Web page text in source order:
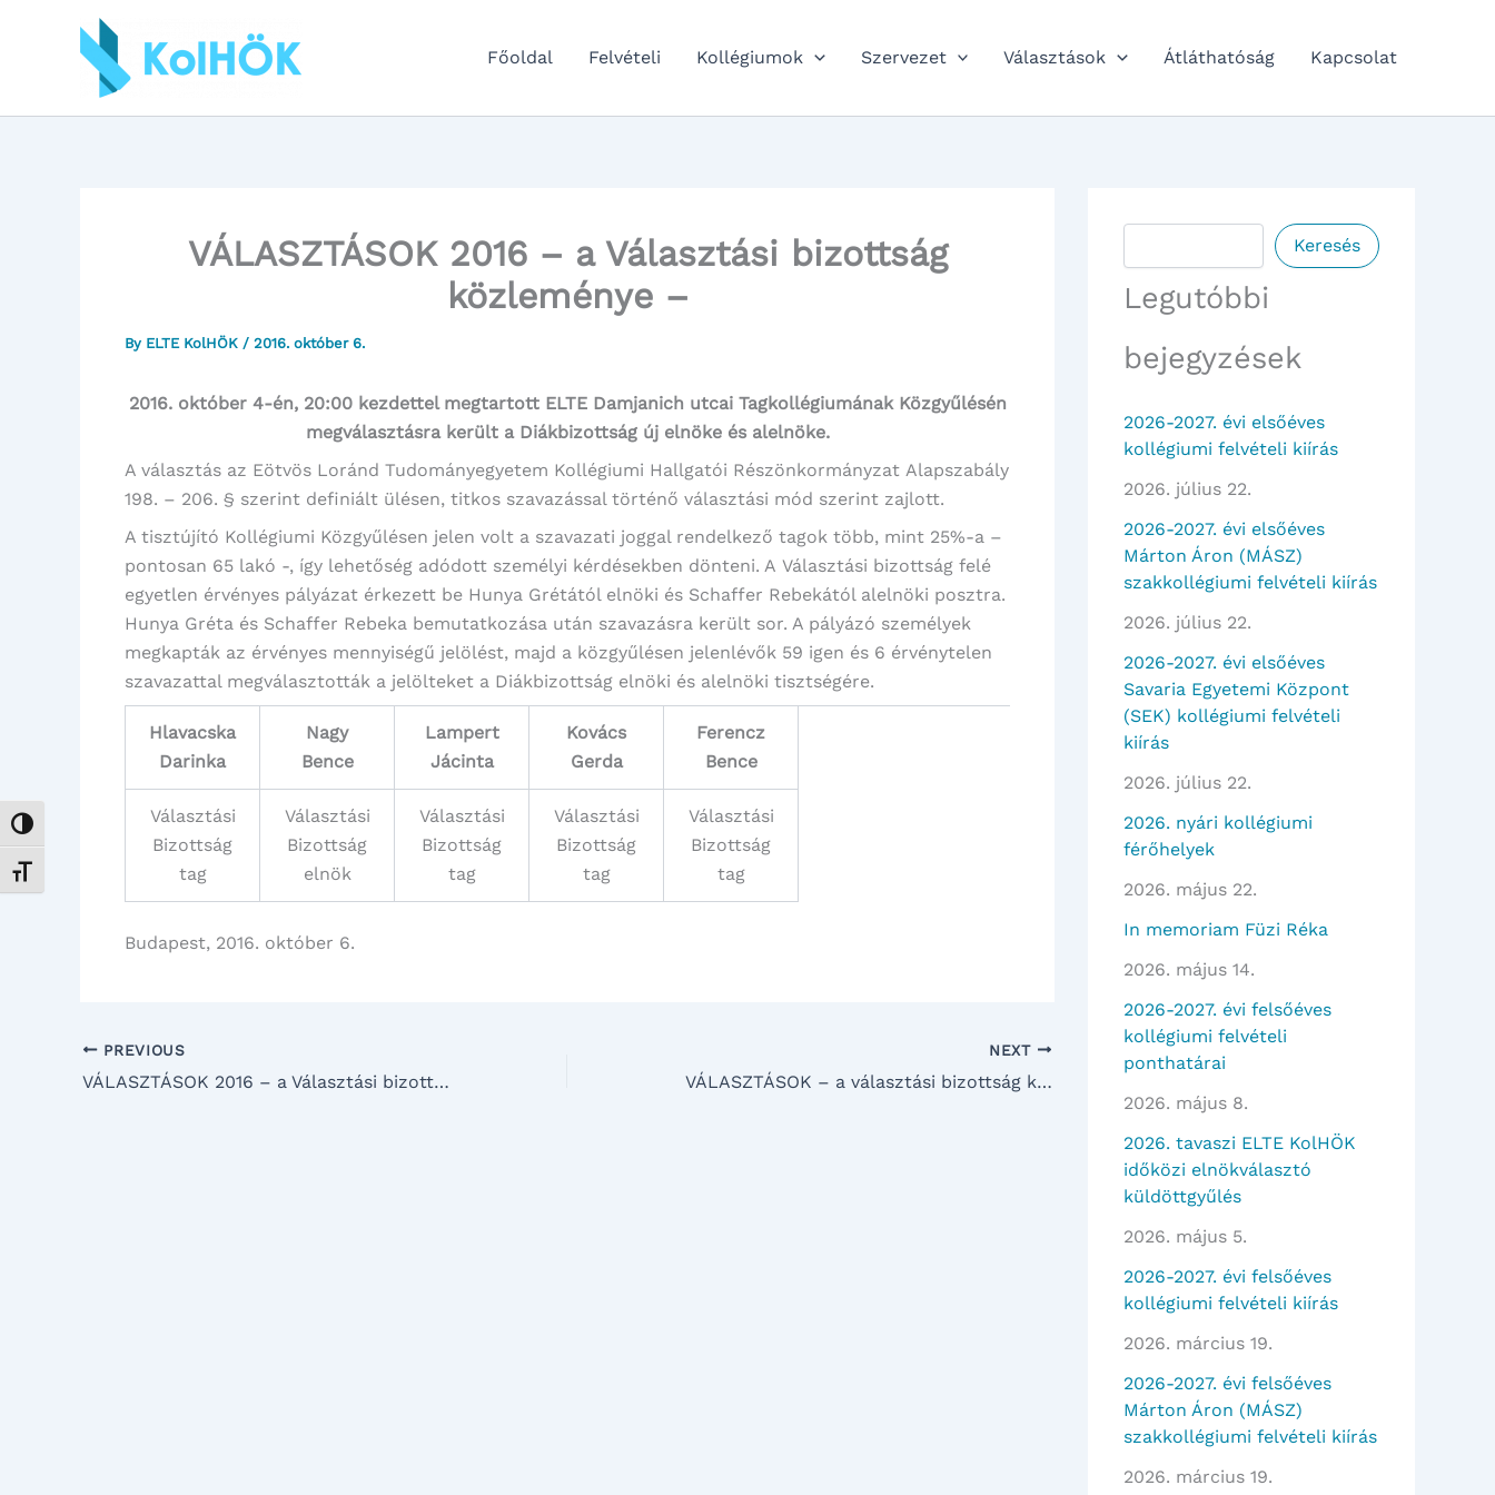
Nagy kontraszt váltása
Betűméret váltása
Főoldal Felvételi Kollégiumok Szervezet Választások Átláthatóság Kapcsolat
VÁLASZTÁSOK 2016 – a Választási bizottság
közleménye –
By ELTE KolHÖK / 2016. október 6.
2016. október 4-én, 20:00 kezdettel megtartott ELTE Damjanich utcai Tagkollégiumának Közgyűlésén
megválasztásra került a Diákbizottság új elnöke és alelnöke.
A választás az Eötvös Loránd Tudományegyetem Kollégiumi Hallgatói Részönkormányzat Alapszabály
198. – 206. § szerint definiált ülésen, titkos szavazással történő választási mód szerint zajlott.
A tisztújító Kollégiumi Közgyűlésen jelen volt a szavazati joggal rendelkező tagok több, mint 25%-a –
pontosan 65 lakó -, így lehetőség adódott személyi kérdésekben dönteni. A Választási bizottság felé
egyetlen érvényes pályázat érkezett be Hunya Grétától elnöki és Schaffer Rebekától alelnöki posztra.
Hunya Gréta és Schaffer Rebeka bemutatkozása után szavazásra került sor. A pályázó személyek
megkapták az érvényes mennyiségű jelölést, majd a közgyűlésen jelenlévők 59 igen és 6 érvénytelen
szavazattal megválasztották a jelölteket a Diákbizottság elnöki és alelnöki tisztségére.
Hlavacska
Darinka
Nagy
Bence
Lampert
Jácinta
Kovács
Gerda
Ferencz
Bence
Választási
Bizottság
tag
Választási
Bizottság
elnök
Választási
Bizottság
tag
Választási
Bizottság
tag
Választási
Bizottság
tag
Budapest, 2016. október 6.
PREVIOUS
VÁLASZTÁSOK 2016 – a Választási bizottság közleménye –
NEXT
VÁLASZTÁSOK – a választási bizottság közleménye –
Keresés
Legutóbbi
bejegyzések
2026-2027. évi elsőéves
kollégiumi felvételi kiírás
2026. július 22.
2026-2027. évi elsőéves
Márton Áron (MÁSZ)
szakkollégiumi felvételi kiírás
2026. július 22.
2026-2027. évi elsőéves
Savaria Egyetemi Központ
(SEK) kollégiumi felvételi
kiírás
2026. július 22.
2026. nyári kollégiumi
férőhelyek
2026. május 22.
In memoriam Füzi Réka
2026. május 14.
2026-2027. évi felsőéves
kollégiumi felvételi
ponthatárai
2026. május 8.
2026. tavaszi ELTE KolHÖK
időközi elnökválasztó
küldöttgyűlés
2026. május 5.
2026-2027. évi felsőéves
kollégiumi felvételi kiírás
2026. március 19.
2026-2027. évi felsőéves
Márton Áron (MÁSZ)
szakkollégiumi felvételi kiírás
2026. március 19.